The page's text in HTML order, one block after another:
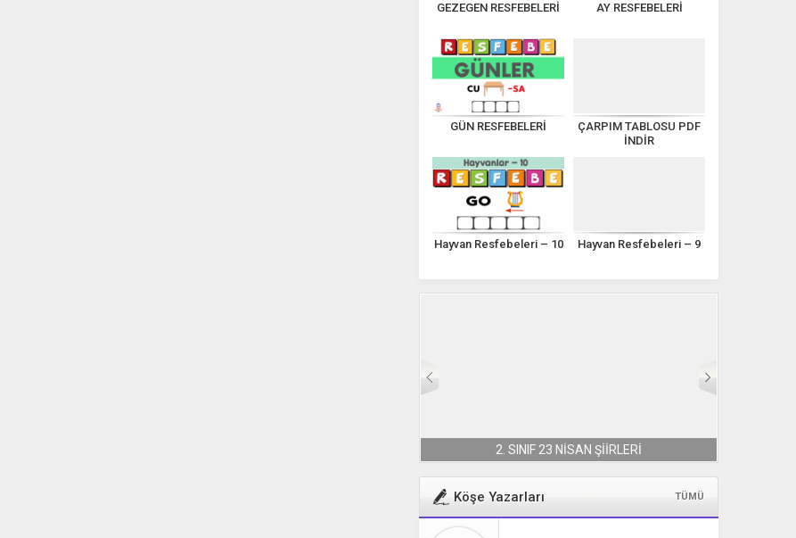
GEZEGEN RESFEBELERİ AY RESFEBELERİ
GÜN RESFEBELERİ
ÇARPIM TABLOSU PDF
İNDİR
Hayvan Resfebeleri – 10 Hayvan Resfebeleri – 9
2. SINIF 23 NİSAN ŞİİRLERİ
Köşe Yazarları TÜMÜ